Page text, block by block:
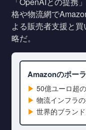
格や物流網で
よる販売者支援と
略だ。
Amazonのポー
▶ 50億ユーロ超
▶ 物流インフラ
▶ 世界的ブラン